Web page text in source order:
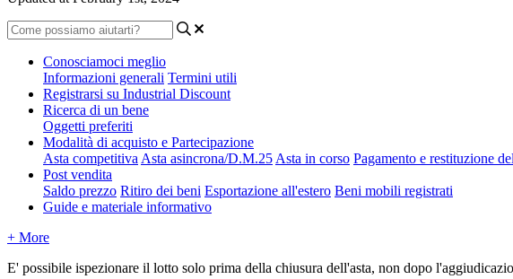
Conosciamoci meglio
Informazioni generali Termini utili
Registrarsi su Industrial Discount
Ricerca di un bene
Oggetti preferiti
Modalità di acquisto e Partecipazione
Asta competitiva Asta asincrona/D.M.25 Asta in corso Pagamento e restituzione
Post vendita
Saldo prezzo Ritiro dei beni Esportazione all'estero Beni mobili registrati
Guide e materiale informativo
+ More
E' possibile ispezionare il lotto solo prima della chiusura dell'asta, non dopo